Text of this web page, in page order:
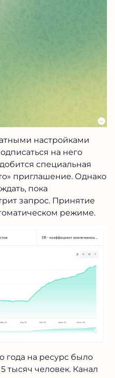
настройками
на него
специальная
приглашение. Однако
пока
запрос. Принятие
режиме.
года на ресурс было
тысяч человек. Канал